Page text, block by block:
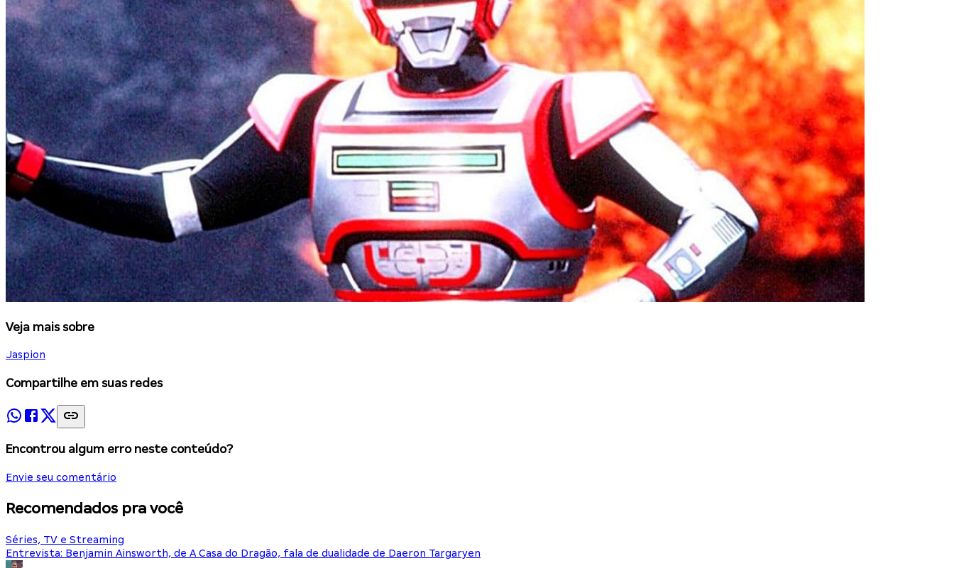
Veja mais sobre
Jaspion
Compartilhe em suas redes
Encontrou algum erro neste conteúdo?
Envie seu comentário
Recomendados pra você
Séries, TV e Streaming
Entrevista: Benjamin Ainsworth, de A Casa do Dragão, fala de dualidade de Daeron Targaryen